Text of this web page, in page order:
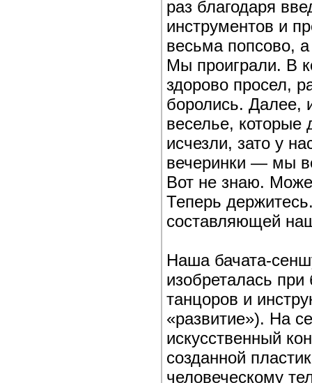
раз благодаря
инструментов и
весьма попсово,
Мы проиграли. В
здорово просел,
боролись. Далее,
веселье, которые
исчезли, зато у
вечеринки — мы
Вот не знаю.
Теперь
составляющей
Наша бачата-
изобреталась
танцоров и
«развитие»). На
искусственный
созданной
человеческому